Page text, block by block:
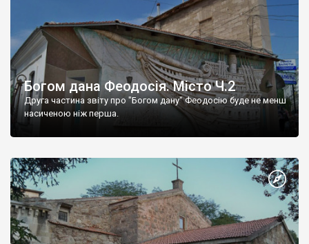
Богом дана Феодосія. Місто Ч.2
Друга частина звіту про "Богом дану" Феодосію буде не менш
насиченою ніж перша.